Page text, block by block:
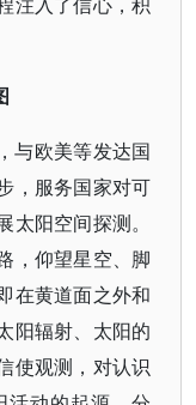
与欧美等发达国
，服务国家对可
阳空间探测。
，仰望星空、脚
在黄道面之外和
阳辐射、太阳的
使观测，对认识